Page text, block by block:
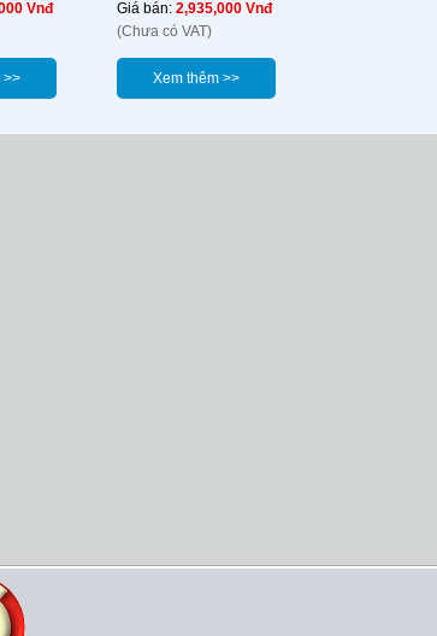
Vnđ
>>
Giá bán: 2,935,000 Vnđ
(Chưa có VAT)
Xem thêm >>